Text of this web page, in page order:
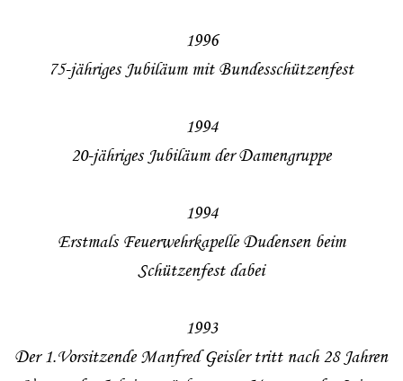
1996
75-jähriges Jubiläum mit Bundesschützenfest
1994
20-jähriges Jubiläum der Damengruppe
1994
Erstmals Feuerwehrkapelle Dudensen beim
Schützenfest dabei
1993
Der 1.Vorsitzende Manfred Geisler tritt nach 28 Jahren